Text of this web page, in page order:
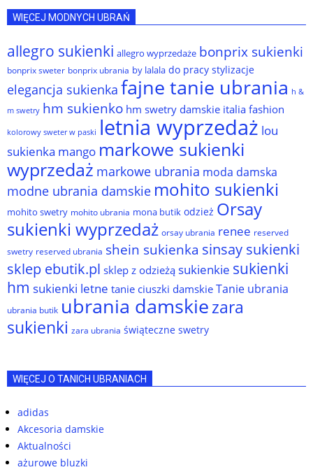
WIĘCEJ MODNYCH UBRAŃ
allegro sukienki allegro wyprzedaże bonprix sukienki
bonprix sweter bonprix ubrania by lalala do pracy stylizacje
elegancja sukienka fajne tanie ubrania h &
m swetry hm sukienko hm swetry damskie italia fashion
kolorowy sweter w paski letnia wyprzedaż lou
sukienka mango markowe sukienki
wyprzedaż markowe ubrania moda damska
modne ubrania damskie mohito sukienki
mohito swetry mohito ubrania mona butik odzież Orsay
sukienki wyprzedaż orsay ubrania renee reserved
swetry reserved ubrania shein sukienka sinsay sukienki
sklep ebutik.pl sklep z odzieżą sukienkie sukienki
hm sukienki letne tanie ciuszki damskie Tanie ubrania
ubrania butik ubrania damskiezara
sukienki zara ubrania świąteczne swetry
WIĘCEJ O TANICH UBRANIACH
adidas
Akcesoria damskie
Aktualności
ażurowe bluzki